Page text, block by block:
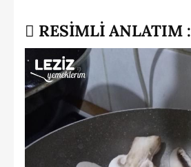
RESİMLİ ANLATIM :